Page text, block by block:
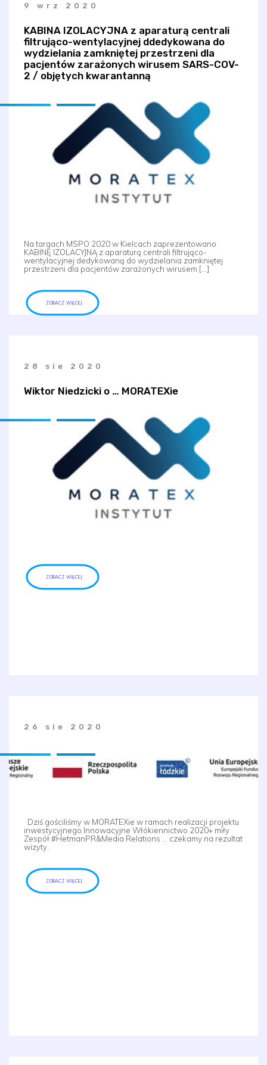
9 wrz 2020
KABINA IZOLACYJNA z aparaturą centrali
filtrująco-wentylacyjnej ddedykowana do
wydzielania zamkniętej przestrzeni dla
pacjentów zarażonych wirusem SARS-COV-
2 / objętych kwarantanną
Na targach MSPO 2020 w Kielcach zaprezentowano
KABINĘ IZOLACYJNĄ z aparaturą centrali filtrująco-
wentylacyjnej dedykowaną do wydzielania zamkniętej
przestrzeni dla pacjentów zarażonych wirusem […]
ZOBACZ WIĘCEJ
28 sie 2020
Wiktor Niedzicki o … MORATEXie
ZOBACZ WIĘCEJ
26 sie 2020
Dziś gościliśmy w MORATEXie w ramach realizacji projektu
inwestycyjnego Innowacyjne Włókiennictwo 2020+ miły
Zespół #HetmanPR&Media Relations … czekamy na rezultat
wizyty.
ZOBACZ WIĘCEJ